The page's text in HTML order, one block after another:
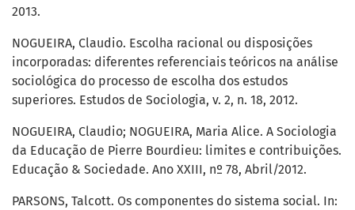
2013.
NOGUEIRA, Claudio. Escolha racional ou disposições
incorporadas: diferentes referenciais teóricos na análise
sociológica do processo de escolha dos estudos
superiores. Estudos de Sociologia, v. 2, n. 18, 2012.
NOGUEIRA, Claudio; NOGUEIRA, Maria Alice. A Sociologia
da Educação de Pierre Bourdieu: limites e contribuições.
Educação & Sociedade. Ano XXIII, nº 78, Abril/2012.
PARSONS, Talcott. Os componentes do sistema social. In: